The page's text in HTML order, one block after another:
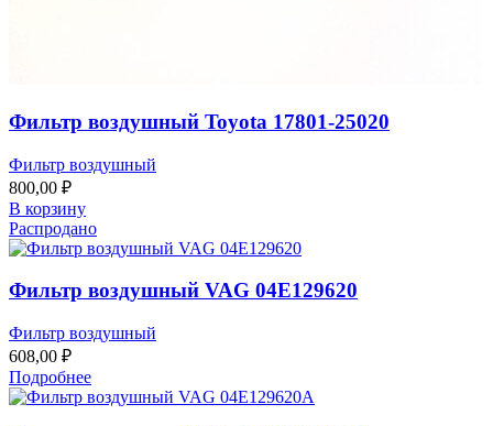
Фильтр воздушный Toyota 17801-25020
Фильтр воздушный
800,00 ₽
В корзину
Распродано
Фильтр воздушный VAG 04E129620
Фильтр воздушный
608,00 ₽
Подробнее